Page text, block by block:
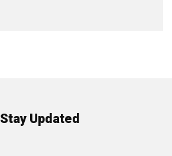
Stay Updated